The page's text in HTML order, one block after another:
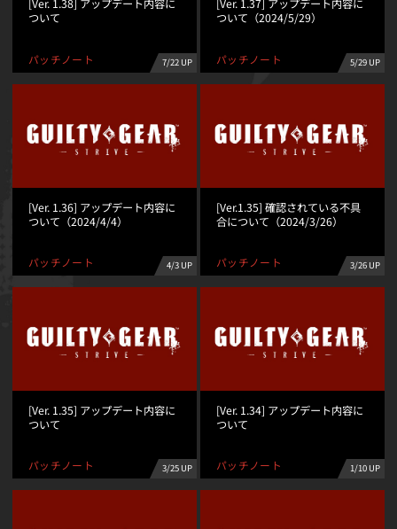
[Ver. 1.38] アップデート内容に
ついて
パッチノート 7/22 UP
[Ver. 1.37] アップデート内容に
ついて（2024/5/29）
パッチノート 5/29 UP
[Ver. 1.36] アップデート内容に
ついて（2024/4/4）
パッチノート 4/3 UP
[Ver.1.35] 確認されている不具
合について（2024/3/26）
パッチノート 3/26 UP
[Ver. 1.35] アップデート内容に
ついて
パッチノート 3/25 UP
[Ver. 1.34] アップデート内容に
ついて
パッチノート 1/10 UP